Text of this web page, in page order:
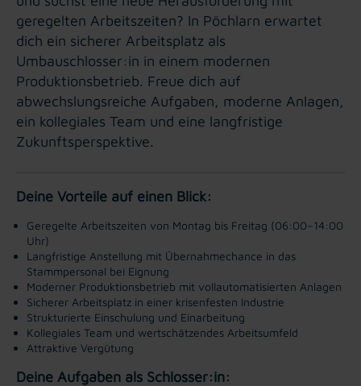
geregelten Arbeitszeiten? In Pöchlarn erwartet
dich ein sicherer Arbeitsplatz als
Umbauschlosser:in in einem modernen
Produktionsbetrieb. Freue dich auf
abwechslungsreiche Aufgaben, moderne Anlagen,
ein kollegiales Team und eine langfristige
Zukunftsperspektive.
Deine Vorteile auf einen Blick:
Geregelte Arbeitszeiten von Montag bis Freitag (06:00–14:00
Uhr)
Langfristige Anstellung mit Übernahmechance in das
Stammpersonal bei Eignung
Moderner Produktionsbetrieb mit vollautomatisierten Anlagen
Sicherer Arbeitsplatz in einer krisenfesten Industrie
Strukturierte Einschulung und Einarbeitung
Kollegiales Team und wertschätzendes Arbeitsumfeld
Attraktive Vergütung
Deine Aufgaben als Schlosser:in: